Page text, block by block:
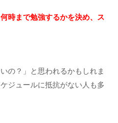
時まで勉強するかを決め、ス
の？」と思われるかもしれま
ジュールに抵抗がない人も多